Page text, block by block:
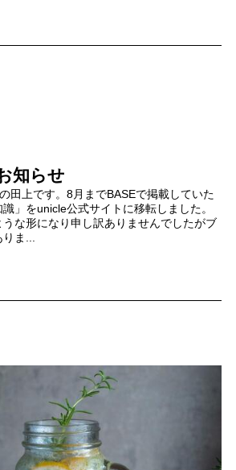
知らせ
田上です。8月までBASEで掲載していた
識」をunicle公式サイトに移転しました。
な形になり申し訳ありませんでしたがブ
ま...